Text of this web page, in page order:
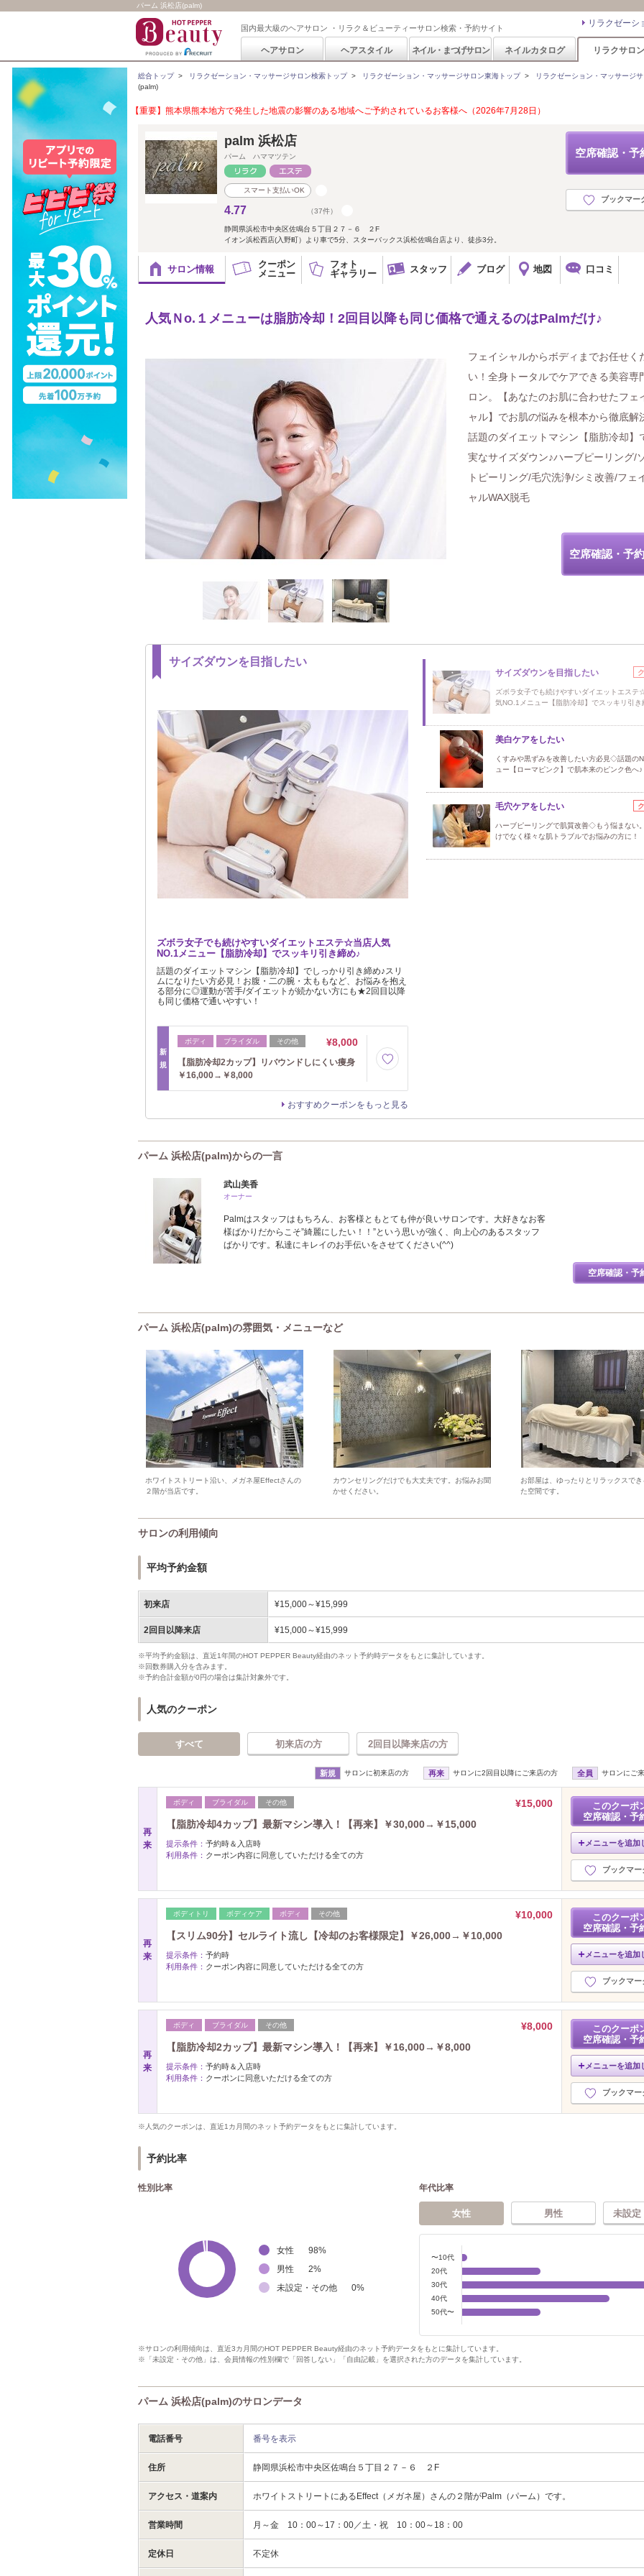
パーム 浜松店(palm)
国内最大級のヘアサロン ・リラク＆ビューティーサロン検索・予約サイト リラクゼーシ
ヘアサロン ヘアスタイル ネイル・まつげサロン ネイルカタログ リラクサロン
総合トップ> リラクゼーション・マッサージサロン検索トップ> リラクゼーション・マッサージサロン東海トップ>
リラクゼーション・マッサージ
(palm)
【重要】熊本県熊本地方で発生した地震の影響のある地域へご予約されているお客様へ（2026年7月28日）
空席確認・予
ブックマー
palm 浜松店
パーム ハママツテン
スマート支払いOK
4.77 （37件）
静岡県浜松市中央区佐鳴台５丁目２７－６ ２F
イオン浜松西店(入野町）より車で5分、スターバックス浜松佐鳴台店より、徒歩3分。
サロン情報
クーポン
メニュー
フォト
ギャラリー
スタッフ ブログ 地図 口コミ
人気Ｎo.１メニューは脂肪冷却！2回目以降も同じ価格で通えるのはPalmだけ♪
フェイシャルからボディまでお任せく
い！全身トータルでケアできる美容専
ロン。【あなたのお肌に合わせたフェ
ャル】でお肌の悩みを根本から徹底
話題のダイエットマシン【脂肪冷却】
実なサイズダウン♪ハーブピーリング/
トピーリング/毛穴洗浄/シミ改善/フェ
ャルWAX脱毛
空席確認・予
サイズダウンを目指したい
ズボラ女子でも続けやすいダイエットエステ☆当店人気
NO.1メニュー【脂肪冷却】でスッキリ引き締め♪
話題のダイエットマシン【脂肪冷却】でしっかり引き締め♪スリ
ムになりたい方必見！お腹・二の腕・太ももなど、お悩みを抱え
る部分に◎運動が苦手/ダイエットが続かない方にも★2回目以降
も同じ価格で通いやすい！
新
規
ボディ ブライダル その他 ¥8,000
【脂肪冷却2カップ】リバウンドしにくい痩身
￥16,000→￥8,000
おすすめクーポンをもっと見る
サイズダウンを目指したい
ズボラ女子でも続けやすいダイエットエステ
気NO.1メニュー【脂肪冷却】でスッキリ引き
美白ケアをしたい
くすみや黒ずみを改善したい方必見◇話題の
ュー【ローマピンク】で肌本来のピンク色へ♪
毛穴ケアをしたい
ハーブピーリングで肌質改善◇もう悩まない
けでなく様々な肌トラブルでお悩みの方に！
パーム 浜松店(palm)からの一言
武山美香
オーナー
Palmはスタッフはもちろん、お客様ともとても仲が良いサロンです。大好きなお客
様ばかりだからこそ”綺麗にしたい！！”という思いが強く、向上心のあるスタッフ
ばかりです。私達にキレイのお手伝いをさせてください(^^)
空席確認・予
パーム 浜松店(palm)の雰囲気・メニューなど
ホワイトストリート沿い、メガネ屋Effectさんの
２階が当店です。
カウンセリングだけでも大丈夫です。お悩みお聞
かせください。
お部屋は、ゆったりとリラックスで
た空間です。
サロンの利用傾向
平均予約金額
初来店 ¥15,000～¥15,999
2回目以降来店 ¥15,000～¥15,999
※平均予約金額は、直近1年間のHOT PEPPER Beauty経由のネット予約時データをもとに集計しています。
※回数券購入分を含みます。
※予約合計金額が0円の場合は集計対象外です。
人気のクーポン
すべて 初来店の方 2回目以降来店の方
新規 サロンに初来店の方 再来 サロンに2回目以降にご来店の方 全員 サロンにご
再
来
ボディ ブライダル その他
¥15,000
【脂肪冷却4カップ】最新マシン導入！【再来】￥30,000→￥15,000
提示条件： 予約時＆入店時
利用条件： クーポン内容に同意していただける全ての方
このクーポ
空席確認・予
メニューを追加
ブックマー
再
来
ボディトリ ボディケア ボディ その他
¥10,000
【スリム90分】セルライト流し【冷却のお客様限定】￥26,000→￥10,000
提示条件： 予約時
利用条件： クーポン内容に同意していただける全ての方
このクーポ
空席確認・予
メニューを追加
ブックマー
再
来
ボディ ブライダル その他
¥8,000
【脂肪冷却2カップ】最新マシン導入！【再来】￥16,000→￥8,000
提示条件： 予約時＆入店時
利用条件： クーポンに同意いただける全ての方
このクーポ
空席確認・予
メニューを追加
ブックマー
※人気のクーポンは、直近1カ月間のネット予約データをもとに集計しています。
予約比率
性別比率
女性 98%
男性
2%
未設定・その他
0%
年代比率
女性 男性 未設定
〜10代
20代
30代
40代
50代〜
※サロンの利用傾向は、直近3カ月間のHOT PEPPER Beauty経由のネット予約データをもとに集計しています。
※「未設定・その他」は、会員情報の性別欄で「回答しない」「自由記載」を選択された方のデータを集計しています。
パーム 浜松店(palm)のサロンデータ
電話番号 番号を表示
住所 静岡県浜松市中央区佐鳴台５丁目２７－６ ２F
アクセス・道案内 ホワイトストリートにあるEffect（メガネ屋）さんの２階がPalm（パーム）です。
営業時間 月～金 10：00～17：00／土・祝 10：00～18：00
定休日 不定休